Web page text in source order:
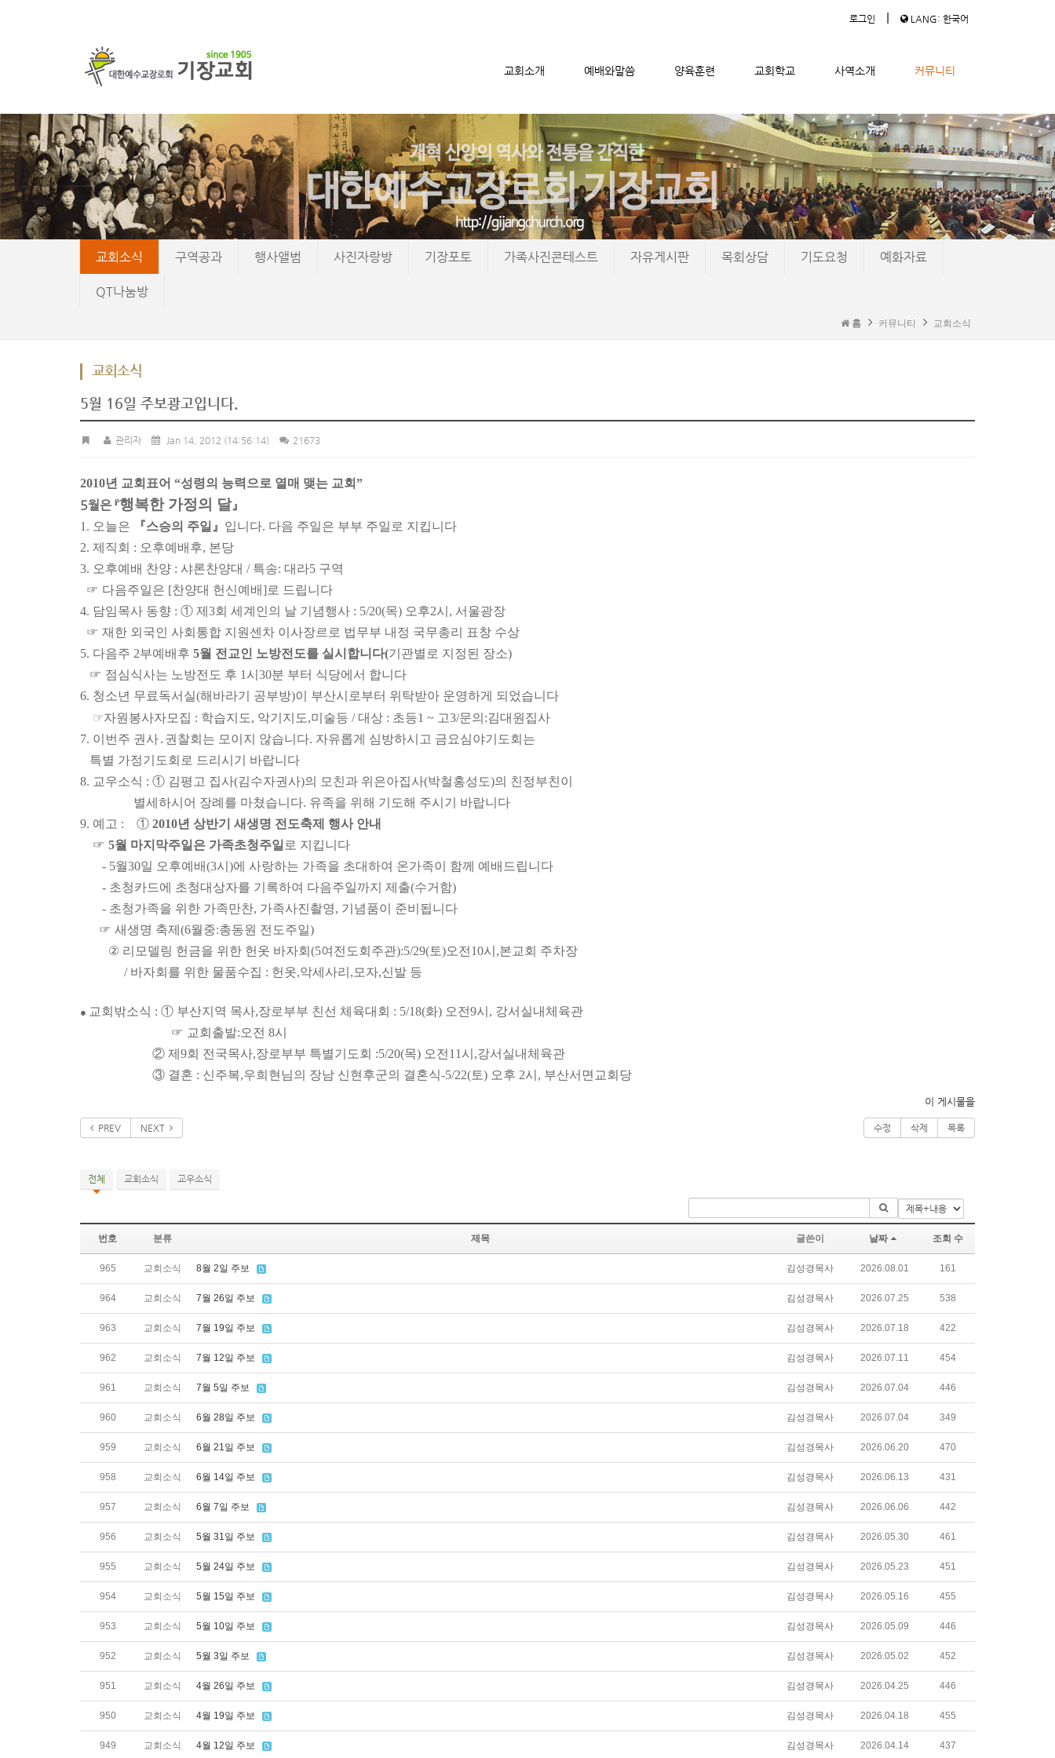
로그인 | LANG: 한국어
교회소개 예배와말씀 양육훈련 교회학교 사역소개 커뮤니티
메뉴 건너뛰기
교회소식 구역공과 행사앨범 사진자랑방 기장포토 가족사진콘테스트 자유게시판 목회상담 기도요청 예화자료
QT나눔방
홈 커뮤니티 교회소식
교회소식
5월 16일 주보광고입니다.
관리자 Jan 14, 2012 (14:56:14) 21673
2010년 교회표어 “성령의 능력으로 열매 맺는 교회”
5월은 『행복한 가정의 달』
1. 오늘은
『스승의 주일』 입니다. 다음 주일은 부부 주일로 지킵니다
2. 제직회 : 오후예배후, 본당
3. 오후예배 찬양 : 샤론찬양대 / 특송: 대라5 구역
☞ 다음주일은 [찬양대 헌신예배]로 드립니다
4. 담임목사 동향 : ① 제3회 세계인의 날 기념행사 : 5/20(목) 오후2시, 서울광장
☞ 재한 외국인 사회통합 지원센차 이사장르로 법무부 내정 국무총리 표창 수상
5. 다음주 2부예배후 5월 전교인 노방전도를 실시합니다(기관별로 지정된 장소)
☞ 점심식사는 노방전도 후 1시30분 부터 식당에서 합니다
6. 청소년 무료독서실(해바라기 공부방)이 부산시로부터 위탁받아 운영하게 되었습니다
☞자원봉사자모집 : 학습지도, 악기지도,미술등 / 대상 : 초등1 ~ 고3/문의:김대원집사
7. 이번주 권사․ 권찰회는 모이지 않습니다. 자유롭게 심방하시고 금요심야기도회는
특별 가정기도회로 드리시기 바랍니다
8. 교우소식 : ① 김평고 집사(김수자권사)의 모친과 위은아집사(박철홍성도)의 친정부친이
별세하시어 장례를 마쳤습니다. 유족을 위해 기도해 주시기 바랍니다
9. 예고 : ① 2010년 상반기 새생명 전도축제 행사 안내
☞ 5월 마지막주일은 가족초청주일 로 지킵니다
- 5월30일 오후예배(3시)에 사랑하는 가족을 초대하여 온가족이 함께 예배드립니다
- 초청카드에 초청대상자를 기록하여 다음주일까지 제출(수거함)
- 초청가족을 위한 가족만찬, 가족사진촬영, 기념품이 준비됩니다
☞ 새생명 축제 (6월중:총동원 전도주일)
② 리모델링 헌금을 위한 헌옷 바자회(5여전도회 주관):5/29(토)오전 10시,본교회 주차장
/ 바자회를 위한 물품수집 : 헌옷,악세사리, 모자,신발 등
● 교회밖소식 : ① 부산지역 목사,장로부부 친선 체육대회 : 5/18(화) 오전9시, 강서실내체육관
☞ 교회출발:오전 8시
② 제9회 전국목사,장로부부 특별기도회 :5/20(목) 오전11시,강서실내체육관
③ 결혼 : 신주복,우희현님의 장남 신현후군의 결혼식-5/22(토) 오후 2시, 부산서면교회당
이 게시물을
PREV NEXT 수정 삭제 목록
전체 교회소식 교우소식
번호 분류 제목 글쓴이 날짜 조회 수
965 교회소식 8월 2일 주보 김성경목사 2026.08.01 161
964 교회소식 7월 26일 주보 김성경목사 2026.07.25 538
963 교회소식 7월 19일 주보 김성경목사 2026.07.18 422
962 교회소식 7월 12일 주보 김성경목사 2026.07.11 454
961 교회소식 7월 5일 주보 김성경목사 2026.07.04 446
960 교회소식 6월 28일 주보 김성경목사 2026.07.04 349
959 교회소식 6월 21일 주보 김성경목사 2026.06.20 470
958 교회소식 6월 14일 주보 김성경목사 2026.06.13 431
957 교회소식 6월 7일 주보 김성경목사 2026.06.06 442
956 교회소식 5월 31일 주보 김성경목사 2026.05.30 461
955 교회소식 5월 24일 주보 김성경목사 2026.05.23 451
954 교회소식 5월 15일 주보 김성경목사 2026.05.16 455
953 교회소식 5월 10일 주보 김성경목사 2026.05.09 446
952 교회소식 5월 3일 주보 김성경목사 2026.05.02 452
951 교회소식 4월 26일 주보 김성경목사 2026.04.25 446
950 교회소식 4월 19일 주보 김성경목사 2026.04.18 455
949 교회소식 4월 12일 주보 김성경목사 2026.04.14 437